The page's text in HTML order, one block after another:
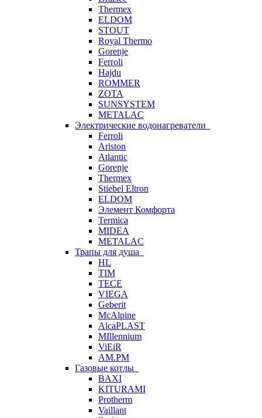
Thermex
ELDOM
STOUT
Royal Thermo
Gorenje
Ferroli
Hajdu
ROMMER
ZOTA
SUNSYSTEM
METALAC
Электрические водонагреватели
Ferroli
Ariston
Atlantic
Gorenje
Thermex
Stiebel Eltron
ELDOM
Элемент Комфорта
Termica
MIDEA
METALAC
Трапы для душа
HL
TIM
TECE
VIEGA
Geberit
McAlpine
AlcaPLAST
MIllennium
ViEiR
AM.PM
Газовые котлы
BAXI
KITURAMI
Protherm
Vaillant